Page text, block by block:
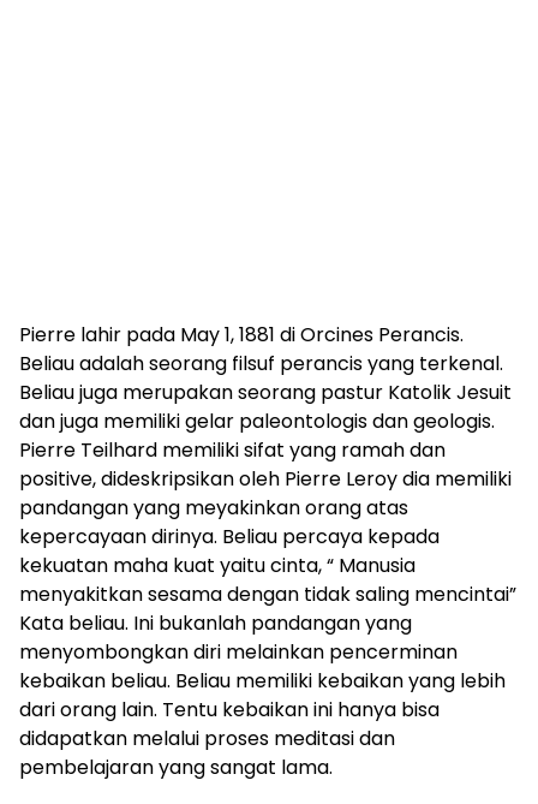
Pierre lahir pada May 1, 1881 di Orcines Perancis.
Beliau adalah seorang filsuf perancis yang terkenal.
Beliau juga merupakan seorang pastur Katolik Jesuit
dan juga memiliki gelar paleontologis dan geologis.
Pierre Teilhard memiliki sifat yang ramah dan
positive, dideskripsikan oleh Pierre Leroy dia memiliki
pandangan yang meyakinkan orang atas
kepercayaan dirinya. Beliau percaya kepada
kekuatan maha kuat yaitu cinta, “ Manusia
menyakitkan sesama dengan tidak saling mencintai”
Kata beliau. Ini bukanlah pandangan yang
menyombongkan diri melainkan pencerminan
kebaikan beliau. Beliau memiliki kebaikan yang lebih
dari orang lain. Tentu kebaikan ini hanya bisa
didapatkan melalui proses meditasi dan
pembelajaran yang sangat lama.